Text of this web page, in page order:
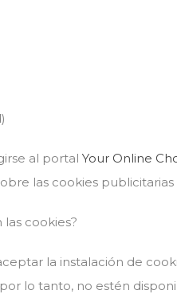
al portal Your Online
las cookies
las cookies?
la instalación de
lo tanto, no estén